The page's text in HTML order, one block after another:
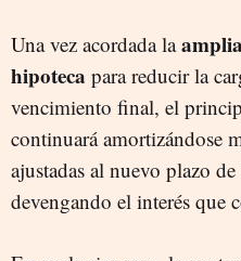
Una vez acordada la
hipoteca para reducir la
vencimiento final, el
continuará amortizándose
ajustadas al nuevo plazo
devengando el interés que